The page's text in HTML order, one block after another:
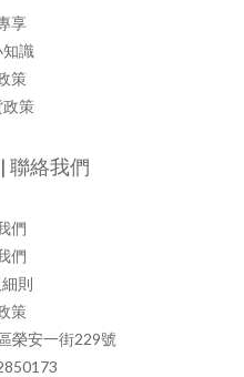
享
識
策
策
聯絡我們
們
們
則
策
榮安一街229號